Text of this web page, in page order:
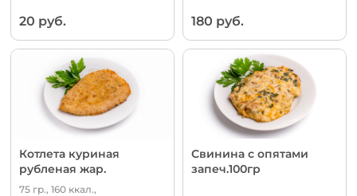
20 руб. 180 руб.
Котлета куриная
рубленая жар.
75 гр., 160 ккал.,
Свинина с опятами
запеч.100гр